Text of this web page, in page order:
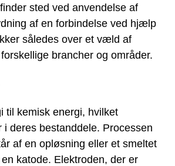
sted ved anvendelse af
af en forbindelse ved hjælp
således over et væld af
brancher og områder.
til kemisk energi, hvilket
deres bestanddele. Processen
af en opløsning eller et smeltet
katode. Elektroden, der er